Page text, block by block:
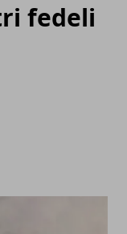
fedeli